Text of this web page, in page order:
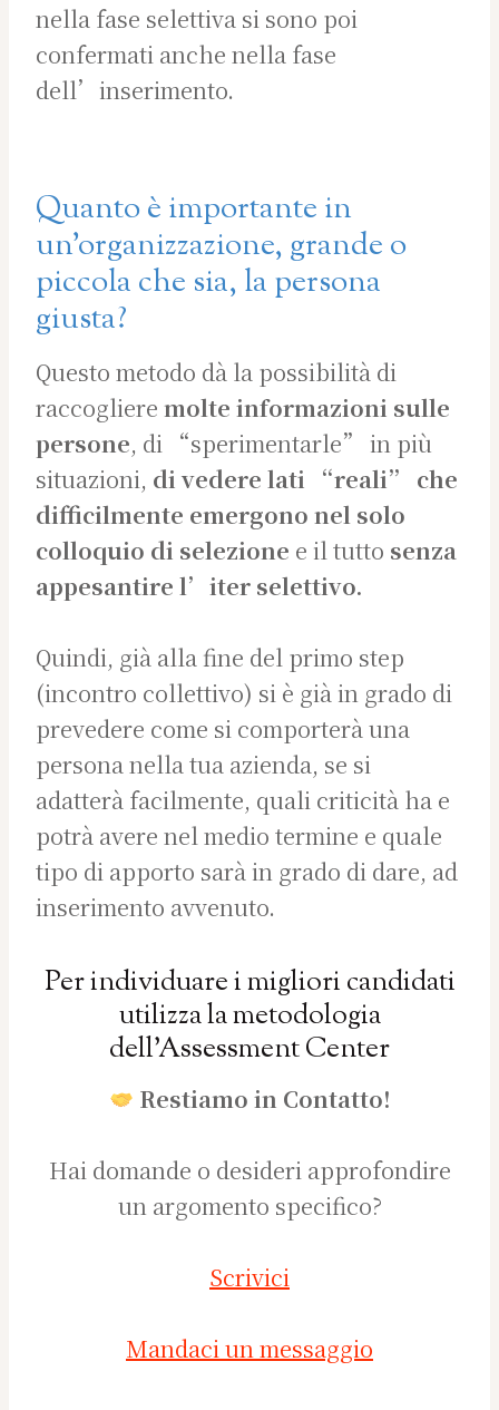
nella fase selettiva si sono poi
confermati anche nella fase
dell’inserimento.
Quanto è importante in
un’organizzazione, grande o
piccola che sia, la persona
giusta?
Questo metodo dà la possibilità di
raccogliere molte informazioni sulle
persone, di “sperimentarle” in più
situazioni, di vedere lati “reali” che
difficilmente emergono nel solo
colloquio di selezione e il tutto senza
appesantire l’iter selettivo.
Quindi, già alla fine del primo step
(incontro collettivo) si è già in grado di
prevedere come si comporterà una
persona nella tua azienda, se si
adatterà facilmente, quali criticità ha e
potrà avere nel medio termine e quale
tipo di apporto sarà in grado di dare, ad
inserimento avvenuto.
Per individuare i migliori candidati
utilizza la metodologia
dell’Assessment Center
Restiamo in Contatto!
Hai domande o desideri approfondire
un argomento specifico?
Scrivici
Mandaci un messaggio